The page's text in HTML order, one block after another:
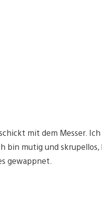
mit dem Messer.
bin mutig und
gewappnet.